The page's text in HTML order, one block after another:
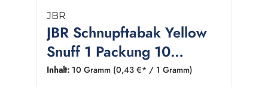
JBR
JBR Schnupftabak Yellow
Snuff 1 Packung 10
Gramm
Inhalt: 10 Gramm (0,43 €* / 1 Gramm)